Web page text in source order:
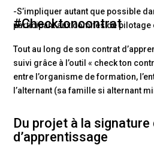
-S’impliquer autant que possible
participant aux comités de
#Checktoncontrat
Tout au long de son contrat
suivi grâce à l’outil « check ton
entre l’organisme de formation,
l’alternant (sa famille si alternant
Du projet à la
d’apprentissage